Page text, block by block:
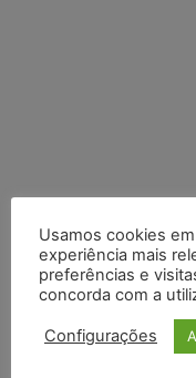
Usamos cookies
experiência mais
preferências e
concorda com a
Configurações